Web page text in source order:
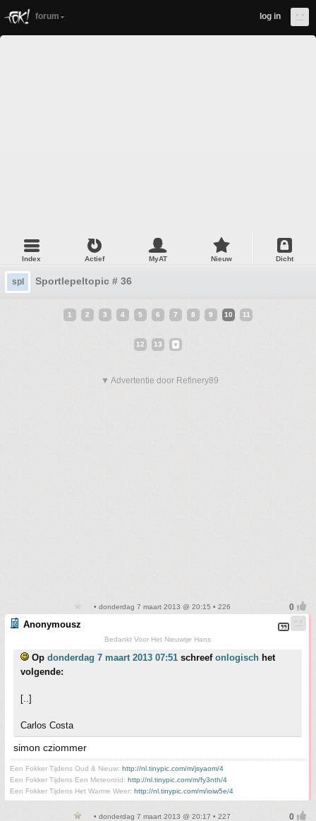
forum log in
Index Actief MyAT Nieuw Dicht
spl Sportlepeltopic # 36
1 2 3 4 5 6 7 8 9 10 11
12 13
▼ Advertentie door Refinery89
• donderdag 7 maart 2013 @ 20:15 • 226
Anonymousz
Bedankt Voor Het Nieuwtje Hans
Op donderdag 7 maart 2013 07:51 schreef onlogisch het
volgende:
[..]
Carlos Costa
simon cziommer
Een Fokker Tijdens Oud & Nieuw: http://nl.tinypic.com/m/jsyaom/4
Een Fokker Tijdens Een Meteoroïd: http://nl.tinypic.com/m/fy3nth/4
Een Fokker Tijdens Het Warme Weer: http://nl.tinypic.com/m/ioiw5e/4
• donderdag 7 maart 2013 @ 20:17 • 227